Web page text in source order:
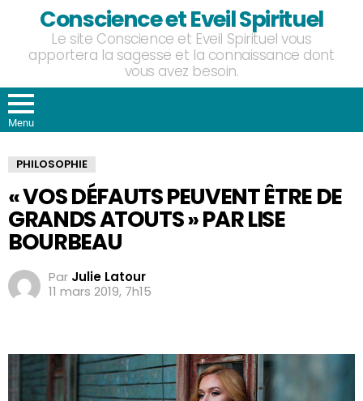
Conscience et Eveil Spirituel
Le site Conscience et Eveil Spirituel vous
apportera la sagesse et la connaissance dont
vous avez besoin.
Menu
PHILOSOPHIE
« VOS DÉFAUTS PEUVENT ÊTRE DE
GRANDS ATOUTS » PAR LISE
BOURBEAU
Par Julie Latour
11 mars 2019, 7h15